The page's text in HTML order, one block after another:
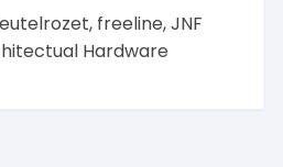
, freeline,JNF
Hardware